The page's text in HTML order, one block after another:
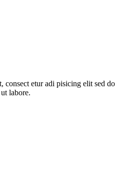
consect etur adi pisicing elit sed do
labore.